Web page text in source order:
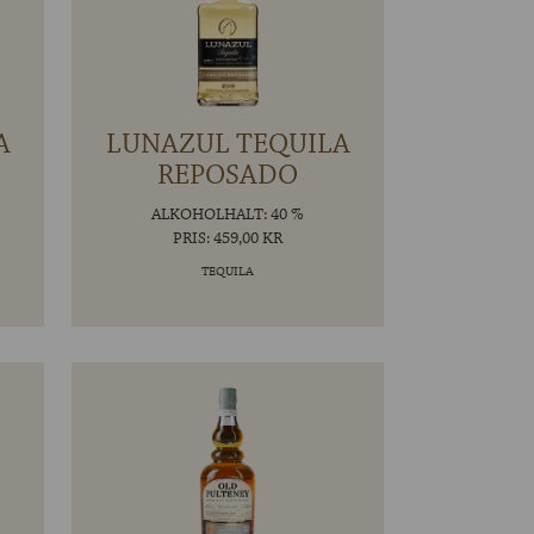
LUNAZUL TEQUILA
REPOSADO
ALKOHOLHALT: 40 %
PRIS: 459,00 KR
TEQUILA